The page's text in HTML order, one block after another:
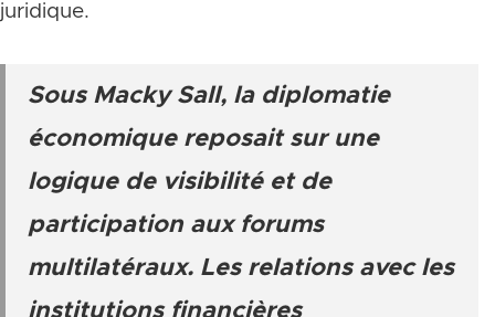
juridique.
Sous Macky Sall, la diplomatie
économique reposait sur une
logique de visibilité et de
participation aux forums
multilatéraux. Les relations avec les
institutions financières